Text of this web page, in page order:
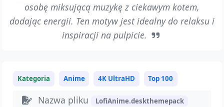
osobę miksującą muzykę z ciekawym kotem,
dodając energii. Ten motyw jest idealny do relaksu i
inspiracji na pulpicie.
Kategoria Anime 4K UltraHD Top 100
Nazwa pliku LofiAnime.deskthemepack